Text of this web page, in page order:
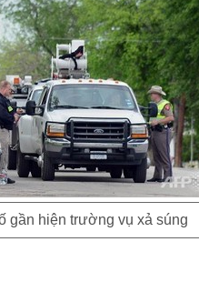
gần hiện trường vụ xả súng